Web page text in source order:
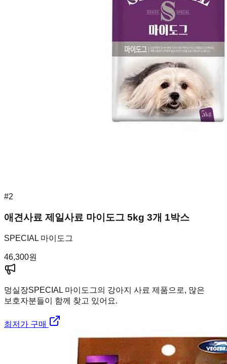
#2
애견사료 제일사료 마이도그 5kg 3개 1박스
SPECIAL 마이도그
46,300원
멍실장SPECIAL 마이도그의 강아지 사료 제품으로, 많은
보호자분들이 함께 찾고 있어요.
최저가 구매